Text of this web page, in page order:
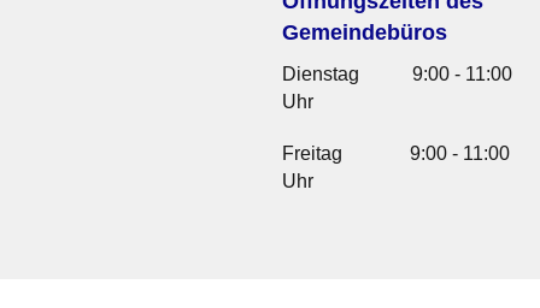
Gemeindebüros
Dienstag 9:00 - 11:00
Uhr
Freitag 9:00 - 11:00
Uhr